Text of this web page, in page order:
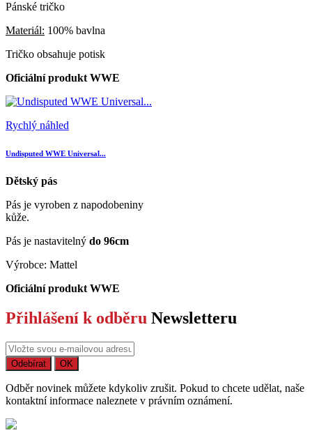
Pánské tričko
Materiál: 100% bavlna
Tričko obsahuje potisk
Oficiální produkt WWE
Rychlý náhled
Undisputed WWE Universal...
Dětský pás
Pás je vyroben z napodobeniny
kůže.
Pás je nastavitelný do 96cm
Výrobce: Mattel
Oficiální produkt WWE
Přihlášení k odběru Newsletteru
Odběr novinek můžete kdykoliv zrušit. Pokud to chcete udělat, naše
kontaktní informace naleznete v právním oznámení.